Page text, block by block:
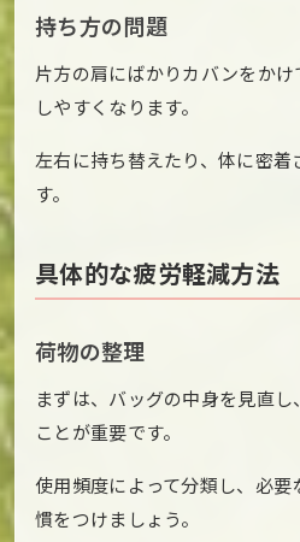
持ち方の問題
片方の肩にばかりカバンをか
しやすくなります。
左右に持ち替えたり、体に密
す。
具体的な疲労軽減方法
荷物の整理
まずは、バッグの中身を見直
ことが重要です。
使用頻度によって分類し、必
慣をつけましょう。